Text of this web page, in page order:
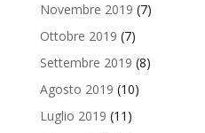
Novembre 2019 (7)
Ottobre 2019 (7)
Settembre 2019 (8)
Agosto 2019 (10)
Luglio 2019 (11)